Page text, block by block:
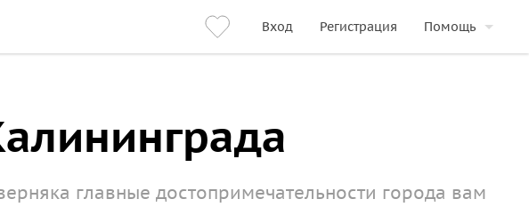
Вход Регистрация Помощь
главные достопримечательности города вам